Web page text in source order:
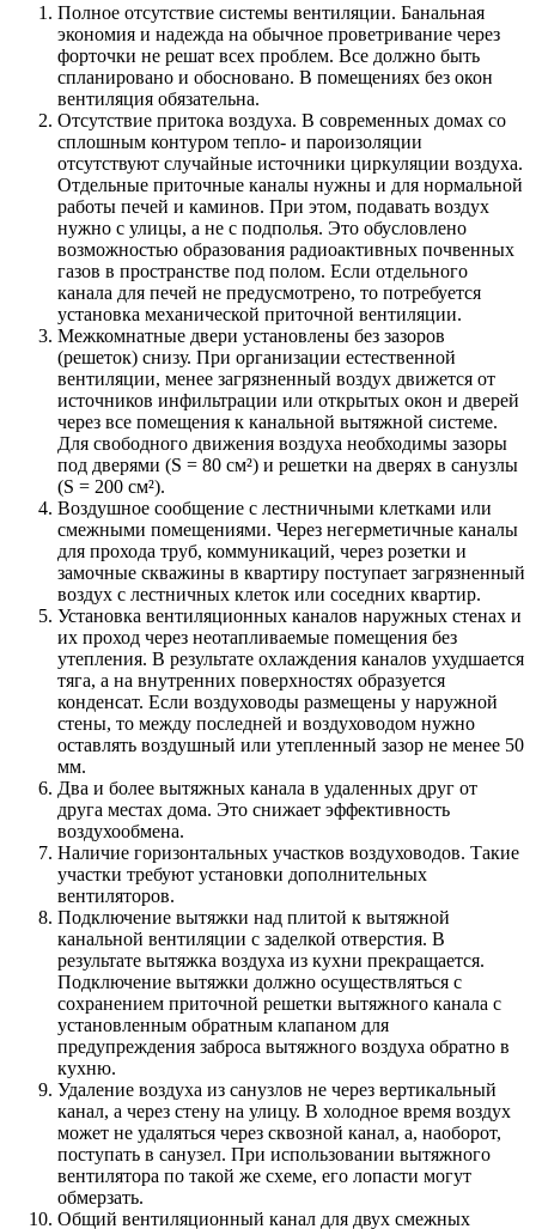
Полное отсутствие системы вентиляции. Банальная
экономия и надежда на обычное проветривание через
форточки не решат всех проблем. Все должно быть
спланировано и обосновано. В помещениях без окон
вентиляция обязательна.
Отсутствие притока воздуха. В современных домах со
сплошным контуром тепло- и пароизоляции
отсутствуют случайные источники циркуляции воздуха.
Отдельные приточные каналы нужны и для нормальной
работы печей и каминов. При этом, подавать воздух
нужно с улицы, а не с подполья. Это обусловлено
возможностью образования радиоактивных почвенных
газов в пространстве под полом. Если отдельного
канала для печей не предусмотрено, то потребуется
установка механической приточной вентиляции.
Межкомнатные двери установлены без зазоров
(решеток) снизу. При организации естественной
вентиляции, менее загрязненный воздух движется от
источников инфильтрации или открытых окон и дверей
через все помещения к канальной вытяжной системе.
Для свободного движения воздуха необходимы зазоры
под дверями (S = 80 см²) и решетки на дверях в санузлы
(S = 200 см²).
Воздушное сообщение с лестничными клетками или
смежными помещениями. Через негерметичные каналы
для прохода труб, коммуникаций, через розетки и
замочные скважины в квартиру поступает загрязненный
воздух с лестничных клеток или соседних квартир.
Установка вентиляционных каналов наружных стенах и
их проход через неотапливаемые помещения без
утепления. В результате охлаждения каналов ухудшается
тяга, а на внутренних поверхностях образуется
конденсат. Если воздуховоды размещены у наружной
стены, то между последней и воздуховодом нужно
оставлять воздушный или утепленный зазор не менее 50
мм.
Два и более вытяжных канала в удаленных друг от
друга местах дома. Это снижает эффективность
воздухообмена.
Наличие горизонтальных участков воздуховодов. Такие
участки требуют установки дополнительных
вентиляторов.
Подключение вытяжки над плитой к вытяжной
канальной вентиляции с заделкой отверстия. В
результате вытяжка воздуха из кухни прекращается.
Подключение вытяжки должно осуществляться с
сохранением приточной решетки вытяжного канала с
установленным обратным клапаном для
предупреждения заброса вытяжного воздуха обратно в
кухню.
Удаление воздуха из санузлов не через вертикальный
канал, а через стену на улицу. В холодное время воздух
может не удаляться через сквозной канал, а, наоборот,
поступать в санузел. При использовании вытяжного
вентилятора по такой же схеме, его лопасти могут
обмерзать.
Общий вентиляционный канал для двух смежных